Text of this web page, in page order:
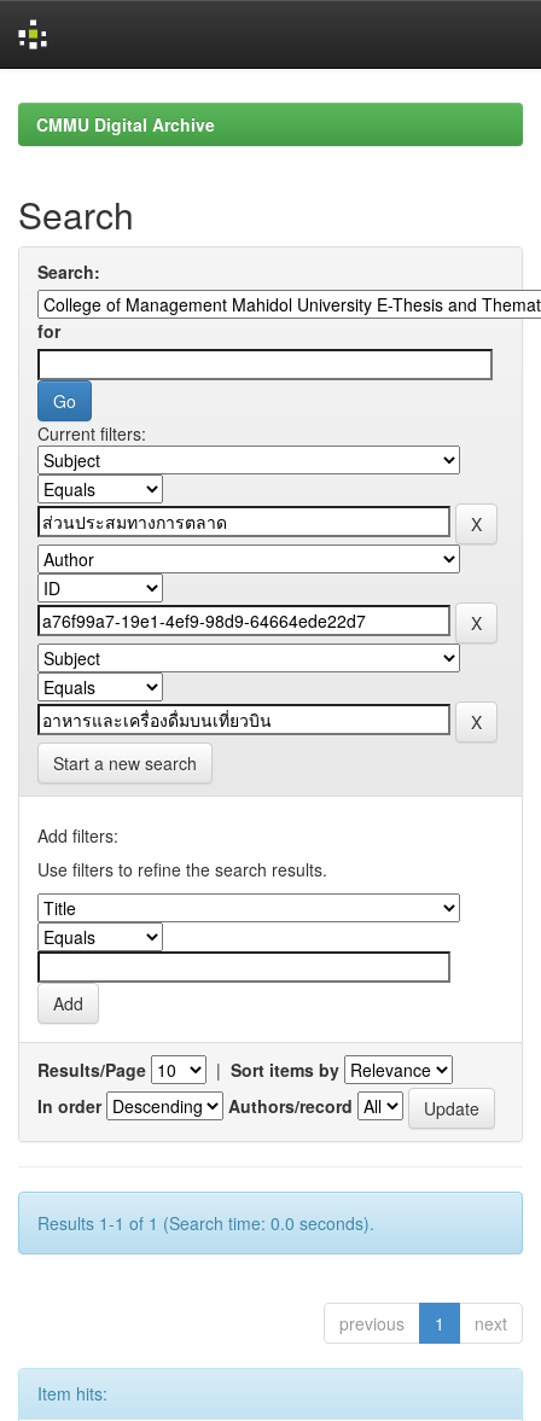
navigationCMMU Digital Archive
Search
Search:
for
Current filters:
Start a new search
Add filters:
Use filters to refine the search results.
Results/Page | Sort items by
In order
Authors/record
Results 1-1 of 1 (Search time: 0.0 seconds).
previous 1 next
Item hits: